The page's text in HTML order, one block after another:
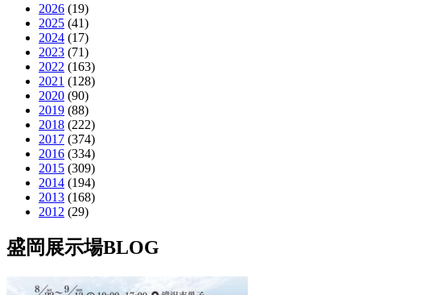
2026 (19)
2025 (41)
2024 (17)
2023 (71)
2022 (163)
2021 (128)
2020 (90)
2019 (88)
2018 (222)
2017 (374)
2016 (334)
2015 (309)
2014 (194)
2013 (168)
2012 (29)
盛岡展示場BLOG